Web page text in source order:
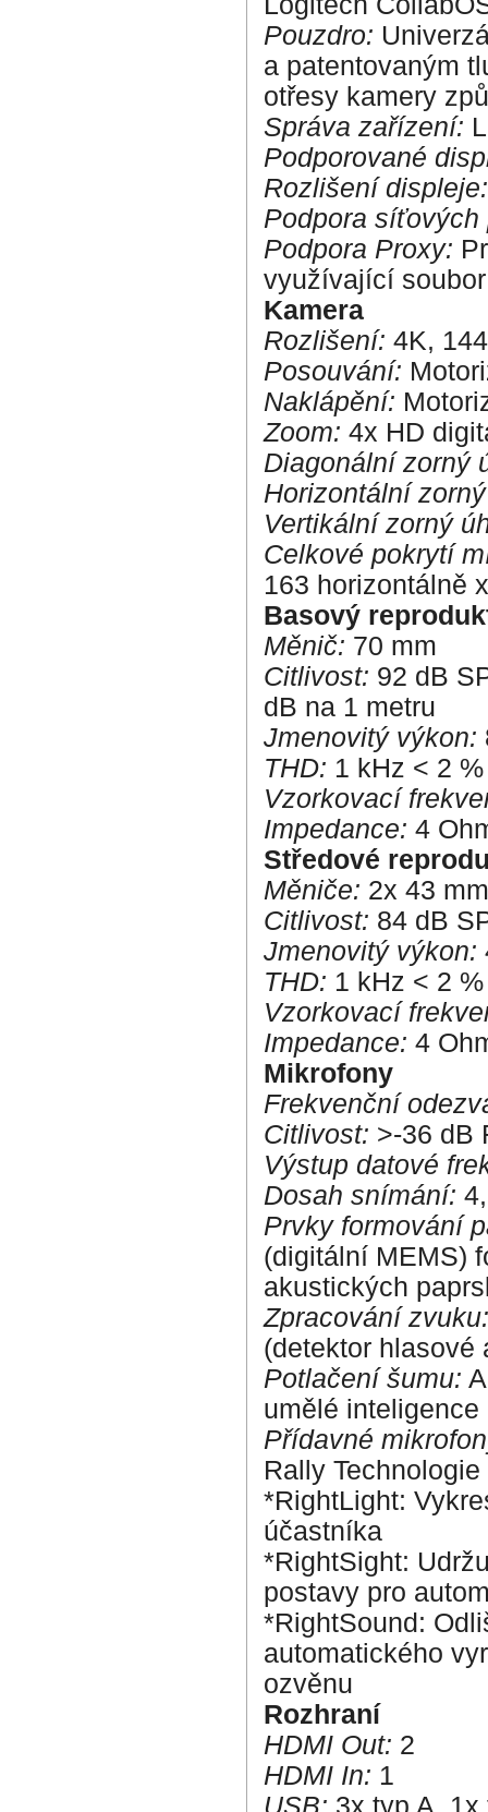
Pouzdro:
a patentovaným
otřesy kamery
Správa zařízení:
Podporované
Rozlišení displeje:
Podpora síťových
Podpora Proxy:
využívající
Kamera
Rozlišení: 4K,
Posouvání:
Naklápění:
Zoom: 4x HD
Diagonální zorný
Horizontální
Vertikální zorný
Celkové pokrytí
163 horizontálně
Basový
Měnič: 70 mm
Citlivost: 92 dB
dB na 1 metru
Jmenovitý výkon:
THD: 1 kHz < 2
Vzorkovací
Impedance: 4
Středové
Měniče: 2x 43 mm
Citlivost: 84 dB
Jmenovitý výkon:
THD: 1 kHz < 2
Vzorkovací
Impedance: 4
Mikrofony
Frekvenční
Citlivost: >-36 dB
Výstup datové
Dosah snímání:
Prvky formování
(digitální MEMS)
akustických
Zpracování zvuku:
(detektor hlasové
Potlačení šumu:
umělé inteligence
Přídavné
Rally
*RightLight:
účastníka
*RightSight:
postavy pro
*RightSound:
automatického
ozvěnu
Rozhraní
HDMI Out: 2
HDMI In: 1
USB: 3x typ A, 1x